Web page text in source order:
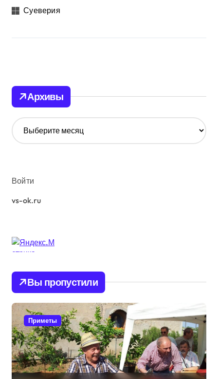
Суеверия
Архивы
А
р
ы
Войти
vs-ok.ru
Вы пропустили
Приметы